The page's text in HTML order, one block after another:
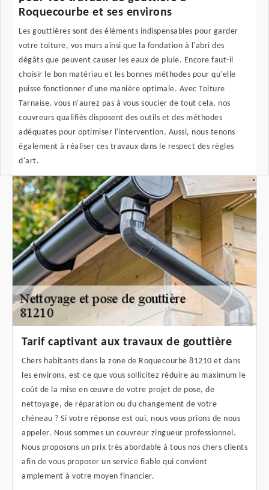
Roquecourbe et ses environs
Les gouttières sont des éléments indispensables pour garder
votre toiture, vos murs ainsi que la fondation à l'abri des
dégâts que peuvent causer les eaux de pluie. Encore faut-il
choisir le bon matériau et les bonnes méthodes pour qu'elle
puisse fonctionner d'une manière optimale. Avec Toiture
Tarnaise, vous n'aurez pas à vous soucier de tout cela, nos
couvreurs qualifiés disposent des outils et des méthodes
adéquates pour optimiser l'intervention. Aussi, nous tenons
également à réaliser ces travaux dans le respect des règles
d'art.
Tarif captivant aux travaux de gouttière
Chers habitants dans la zone de Roquecourbe 81210 et dans
les environs, est-ce que vous sollicitez réduire au maximum le
coût de la mise en œuvre de votre projet de pose, de
nettoyage, de réparation ou du changement de votre
chéneau ? Si votre réponse est oui, nous vous prions de nous
appeler. Nous sommes un couvreur zingueur professionnel.
Nous proposons un prix très abordable à tous nos chers clients
afin de vous proposer un service fiable qui convient
amplement à votre moyen financier.